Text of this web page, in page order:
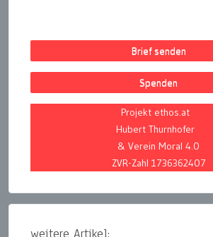
Brief senden
Spenden
Projekt ethos.at
Hubert Thurnhofer
& Verein Moral 4.0
ZVR-Zahl 1736362407
weitere Artikel: